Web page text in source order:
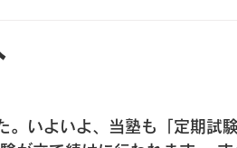
。いよいよ、当塾も「定期試